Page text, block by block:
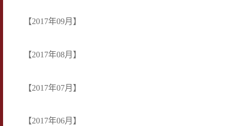
【2017年09月】
【2017年08月】
【2017年07月】
【2017年06月】